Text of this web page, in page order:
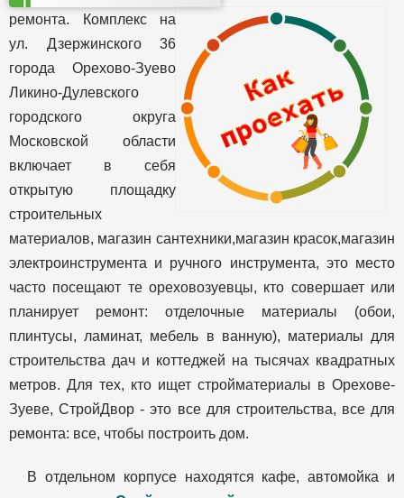
ремонта. Комплекс на
ул. Дзержинского 36
города Орехово-Зуево
Ликино-Дулевского
городского округа
Московской области
включает в себя
открытую площадку
строительных
материалов, магазин сантехники,магазин красок,магазин
электроинструмента и ручного инструмента, это место
часто посещают те ореховозуевцы, кто совершает или
планирует ремонт: отделочные материалы (обои,
плинтусы, ламинат, мебель в ванную), материалы для
строительства дач и коттеджей на тысячах квадратных
метров. Для тех, кто ищет стройматериалы в Орехове-
Зуеве, СтройДвор - это все для строительства, все для
ремонта: все, чтобы построить дом.
В отдельном корпусе находятся кафе, автомойка и